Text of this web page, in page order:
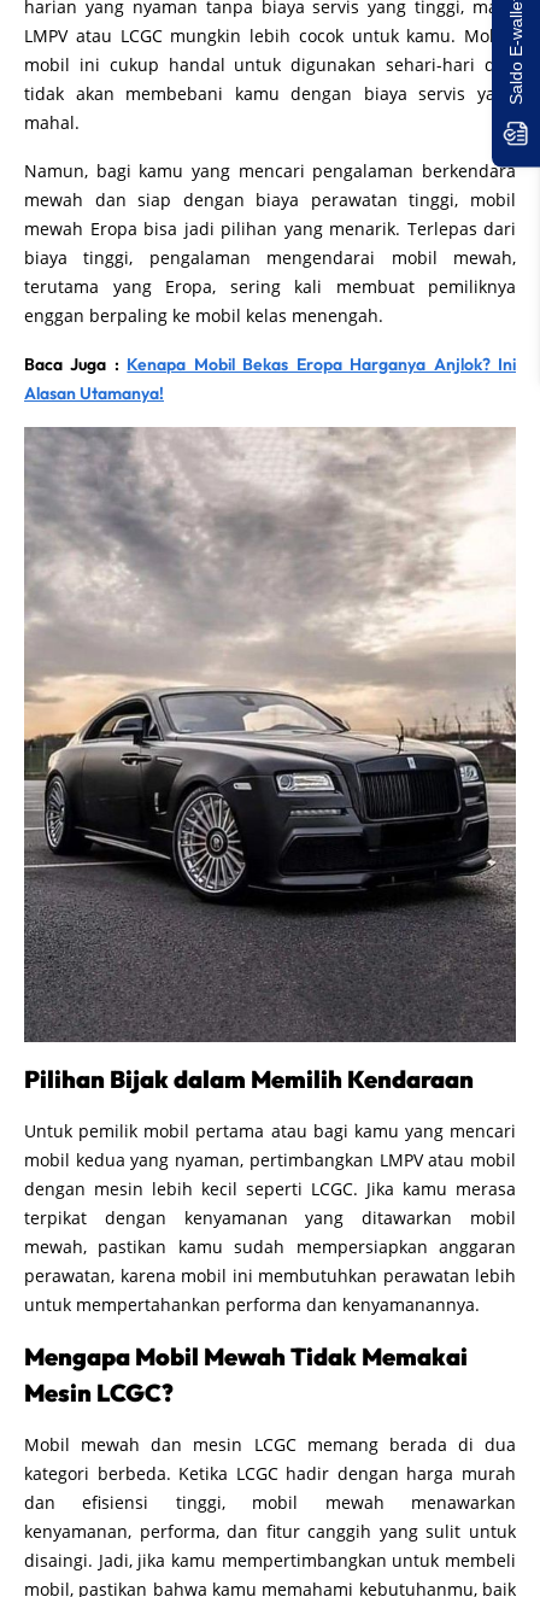
harian yang nyaman tanpa biaya servis yang tinggi, maka
LMPV atau LCGC mungkin lebih cocok untuk kamu. Mobil-
mobil ini cukup handal untuk digunakan sehari-hari dan
tidak akan membebani kamu dengan biaya servis yang
mahal.
Namun, bagi kamu yang mencari pengalaman berkendara
mewah dan siap dengan biaya perawatan tinggi, mobil
mewah Eropa bisa jadi pilihan yang menarik. Terlepas dari
biaya tinggi, pengalaman mengendarai mobil mewah,
terutama yang Eropa, sering kali membuat pemiliknya
enggan berpaling ke mobil kelas menengah.
Baca Juga : Kenapa Mobil Bekas Eropa Harganya Anjlok? Ini
Alasan Utamanya!
Pilihan Bijak dalam Memilih Kendaraan
Untuk pemilik mobil pertama atau bagi kamu yang mencari
mobil kedua yang nyaman, pertimbangkan LMPV atau mobil
dengan mesin lebih kecil seperti LCGC. Jika kamu merasa
terpikat dengan kenyamanan yang ditawarkan mobil
mewah, pastikan kamu sudah mempersiapkan anggaran
perawatan, karena mobil ini membutuhkan perawatan lebih
untuk mempertahankan performa dan kenyamanannya.
Mengapa Mobil Mewah Tidak Memakai
Mesin LCGC?
Mobil mewah dan mesin LCGC memang berada di dua
kategori berbeda. Ketika LCGC hadir dengan harga murah
dan efisiensi tinggi, mobil mewah menawarkan
kenyamanan, performa, dan fitur canggih yang sulit untuk
disaingi. Jadi, jika kamu mempertimbangkan untuk membeli
mobil, pastikan bahwa kamu memahami kebutuhanmu, baik